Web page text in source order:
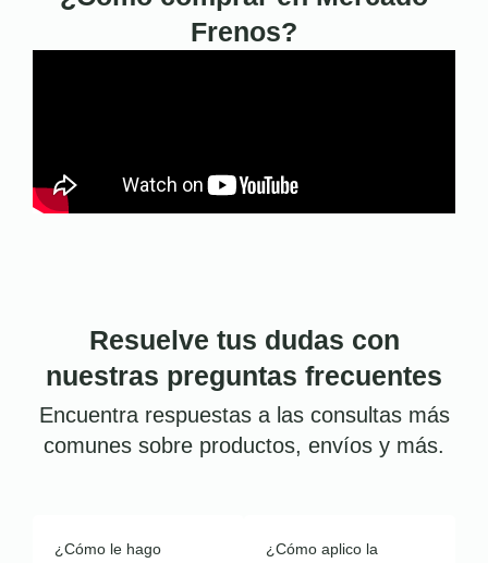
Frenos?
Resuelve tus dudas con
nuestras preguntas frecuentes
Encuentra respuestas a las consultas más
comunes sobre productos, envíos y más.
¿Cómo le hago
¿Cómo aplico la